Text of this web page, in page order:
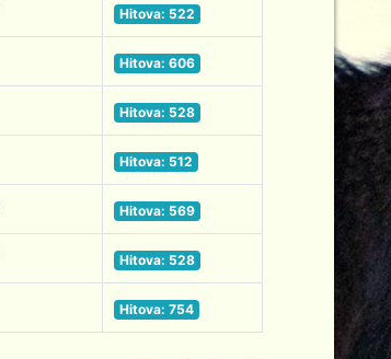
Hitova: 522
Hitova: 606
Hitova: 528
Hitova: 512
Hitova: 569
Hitova: 528
Hitova: 754